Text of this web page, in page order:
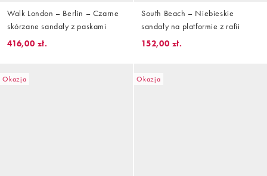
Walk London – Berlin – Czarne
skórzane sandały z paskami
416,00 zł.
South Beach – Niebieskie
sandały na platformie z rafii
152,00 zł.
Okazja Okazja